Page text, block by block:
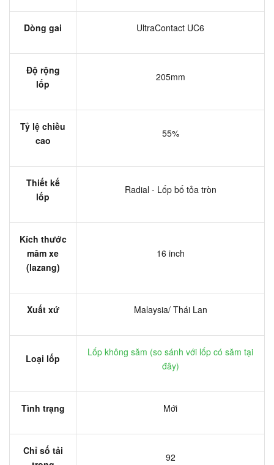
Dòng gai UltraContact UC6
Độ rộng
lốp
205mm
Tỷ lệ chiều
cao
55%
Thiết kế
lốp
Radial - Lốp bố tỏa tròn
Kích thước
mâm xe
(lazang)
16 inch
Xuất xứ Malaysia/ Thái Lan
Loại lốp
Lốp không săm (so sánh với lốp có săm tại
đây)
Tình trạng Mới
Chỉ số tải
92